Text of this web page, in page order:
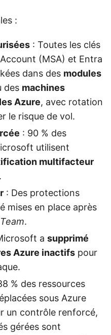
:
: Toutes les clés
(MSA) et Entra
dans des modules
des machines
Azure, avec rotation
le risque de vol.
: 90 % des
utilisent
multifacteur
.
: Des protections
mises en place après
.
a supprimé
Azure inactifs pour
% des ressources
sous Azure
un contrôle renforcé,
gérées sont